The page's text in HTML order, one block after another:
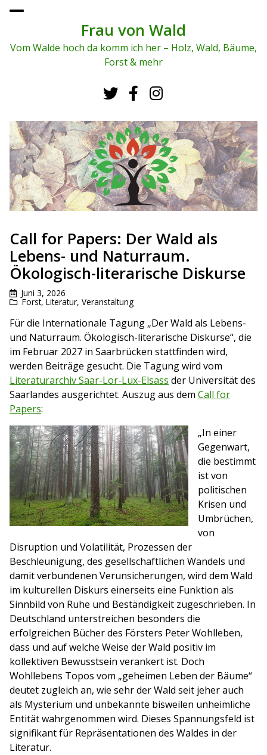
To
me
Frau von Wald
Vom Walde hoch da komm ich her – Holz, Wald, Bäume,
Forst & mehr
Call for Papers: Der Wald als
Lebens- und Naturraum.
Ökologisch-literarische Diskurse
Juni 3, 2026
Forst, Literatur, Veranstaltung
Für die Internationale Tagung „Der Wald als Lebens-
und Naturraum. Ökologisch-literarische Diskurse“, die
im Februar 2027 in Saarbrücken stattfinden wird,
werden Beiträge gesucht. Die Tagung wird vom
Literaturarchiv Saar-Lor-Lux-Elsass der Universität des
Saarlandes ausgerichtet. Auszug aus dem Call for
Papers:
„In einer
Gegenwart,
die bestimmt
ist von
politischen
Krisen und
Umbrüchen,
von
Disruption und Volatilität, Prozessen der
Beschleunigung, des gesellschaftlichen Wandels und
damit verbundenen Verunsicherungen, wird dem Wald
im kulturellen Diskurs einerseits eine Funktion als
Sinnbild von Ruhe und Beständigkeit zugeschrieben. In
Deutschland unterstreichen besonders die
erfolgreichen Bücher des Försters Peter Wohlleben,
dass und auf welche Weise der Wald positiv im
kollektiven Bewusstsein verankert ist. Doch
Wohllebens Topos vom „geheimen Leben der Bäume“
deutet zugleich an, wie sehr der Wald seit jeher auch
als Mysterium und unbekannte bisweilen unheimliche
Entität wahrgenommen wird. Dieses Spannungsfeld ist
signifikant für Repräsentationen des Waldes in der
Literatur.